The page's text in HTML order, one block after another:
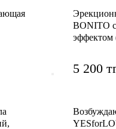
BONITO
эффектом
5 200